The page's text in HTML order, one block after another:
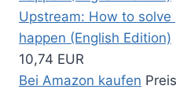
Upstream: How to
happen (English Edition)
10,74 EUR
Bei Amazon kaufen